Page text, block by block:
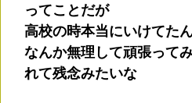
ってことだが
高校の時本当にいけてた
なんか無理して頑張って
れて残念みたいな